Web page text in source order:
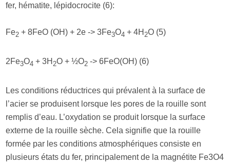
fer, hématite, lépidocrocite (6):
Fe2 + 8FeO (OH) + 2e -> 3Fe3O4 + 4H 2O (5)
2Fe3O4 + 3H 2O + ½O2 -> 6FeO(OH) (6)
Les conditions réductrices qui prévalent à la surface de
l’acier se produisent lorsque les pores de la rouille sont
remplis d’eau. L’oxydation se produit lorsque la surface
externe de la rouille sèche. Cela signifie que la rouille
formée par les conditions atmosphériques consiste en
plusieurs états du fer, principalement de la magnétite Fe3O4